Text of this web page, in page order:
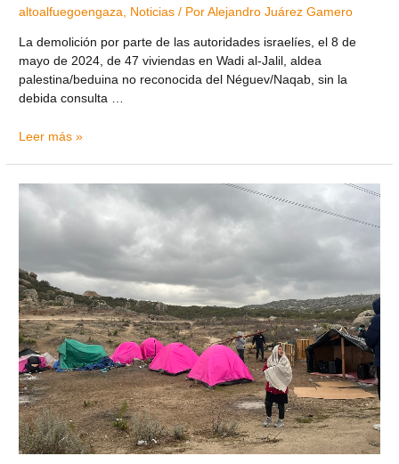
altoalfuegoengaza, Noticias / PorAlejandro Juárez Gamero
La demolición por parte de las autoridades israelíes, el 8 de
mayo de 2024, de 47 viviendas en Wadi al-Jalil, aldea
palestina/beduina no reconocida del Néguev/Naqab, sin la
debida consulta …
Leer más »